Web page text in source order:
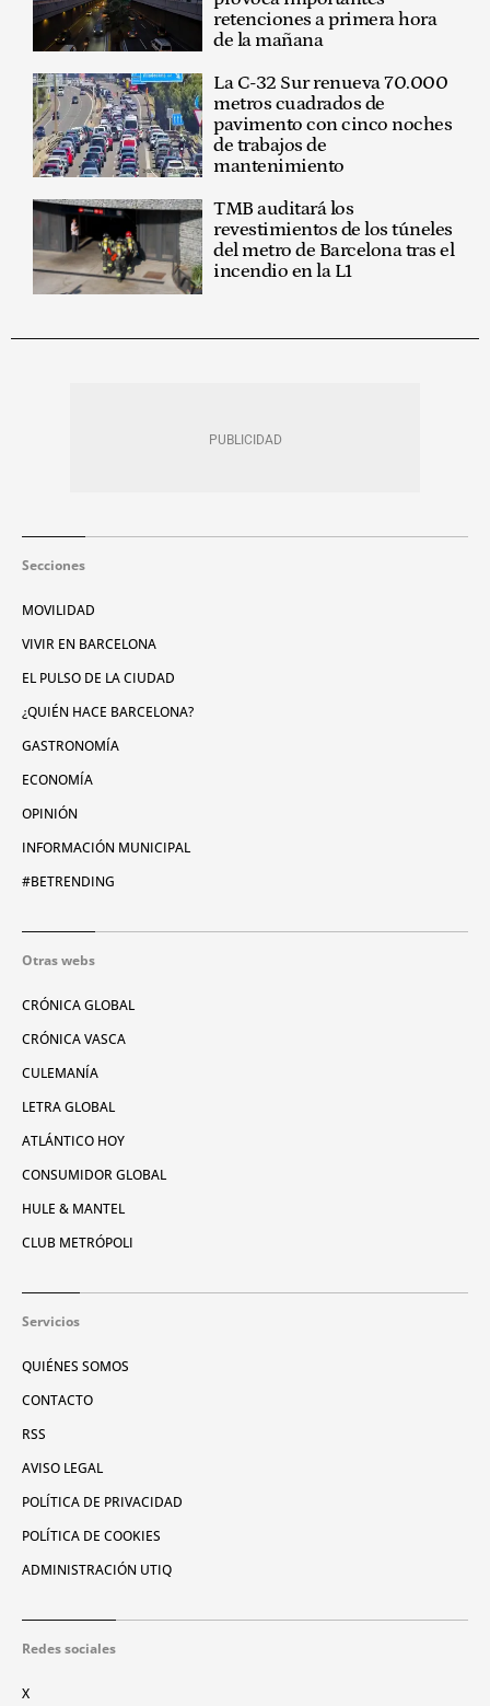
retenciones a primera hora
de la mañana
La C-32 Sur renueva 70.000
metros cuadrados de
pavimento con cinco noches
de trabajos de
mantenimiento
TMB auditará los
revestimientos de los túneles
del metro de Barcelona tras el
incendio en la L1
Secciones
MOVILIDAD
VIVIR EN BARCELONA
EL PULSO DE LA CIUDAD
¿QUIÉN HACE BARCELONA?
GASTRONOMÍA
ECONOMÍA
OPINIÓN
INFORMACIÓN MUNICIPAL
#BETRENDING
Otras webs
CRÓNICA GLOBAL
CRÓNICA VASCA
CULEMANÍA
LETRA GLOBAL
ATLÁNTICO HOY
CONSUMIDOR GLOBAL
HULE & MANTEL
CLUB METRÓPOLI
Servicios
QUIÉNES SOMOS
CONTACTO
RSS
AVISO LEGAL
POLÍTICA DE PRIVACIDAD
POLÍTICA DE COOKIES
ADMINISTRACIÓN UTIQ
Redes sociales
X